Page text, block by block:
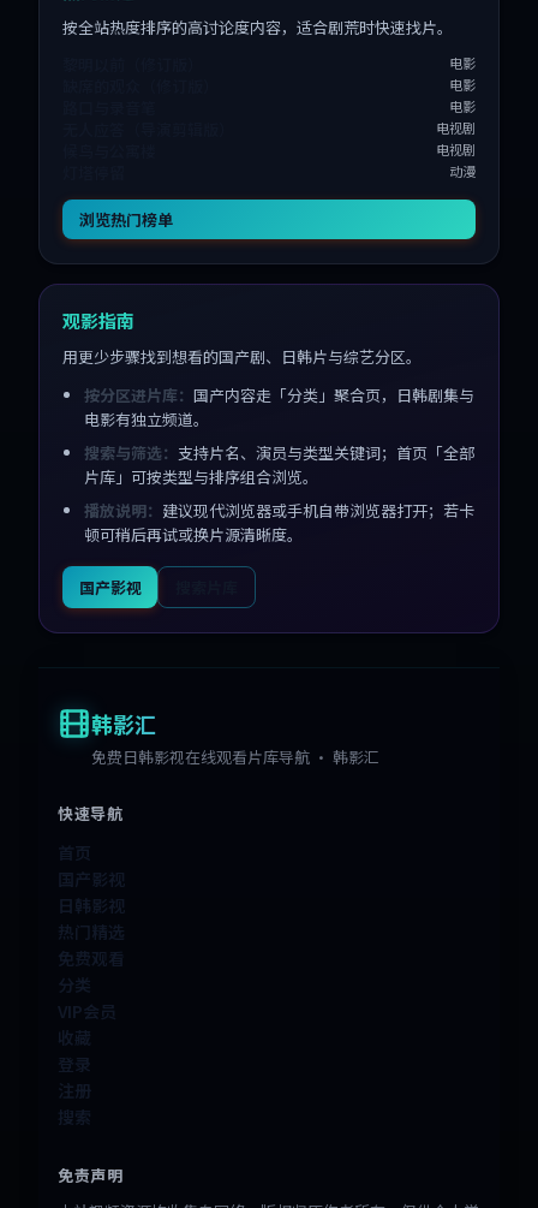
按全站热度排序的高讨论度内容，适合剧荒时快速找片。
电影
电影
电影
电视剧
电视剧
动漫
浏览热门榜单
观影指南
用更少步骤找到想看的国产剧、日韩片与综艺分区。
按分区进片库： 国产内容走「分类」聚合页，日韩剧集与
电影有独立频道。
搜索与筛选： 支持片名、演员与类型关键词；首页「全部
片库」可按类型与排序组合浏览。
播放说明： 建议现代浏览器或手机自带浏览器打开；若卡
顿可稍后再试或换片源清晰度。
国产影视
韩影汇
免费日韩影视在线观看片库导航 · 韩影汇
快速导航
首页
国产影视
日韩影视
热门精选
免费观看
分类
VIP会员
收藏
登录
注册
搜索
免责声明